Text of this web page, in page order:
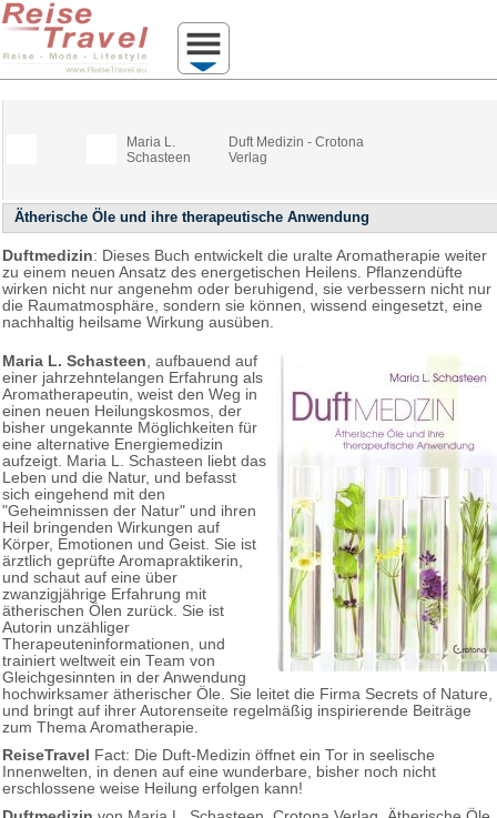
Maria L.
Schasteen
Duft Medizin - Crotona
Verlag
Ätherische Öle und ihre therapeutische Anwendung
Duftmedizin: Dieses Buch entwickelt die uralte Aromatherapie weiter
zu einem neuen Ansatz des energetischen Heilens. Pflanzendüfte
wirken nicht nur angenehm oder beruhigend, sie verbessern nicht nur
die Raumatmosphäre, sondern sie können, wissend eingesetzt, eine
nachhaltig heilsame Wirkung ausüben.
Maria L. Schasteen , aufbauend auf
einer jahrzehntelangen Erfahrung als
Aromatherapeutin, weist den Weg in
einen neuen Heilungskosmos, der
bisher ungekannte Möglichkeiten für
eine alternative Energiemedizin
aufzeigt. Maria L. Schasteen liebt das
Leben und die Natur, und befasst
sich eingehend mit den
"Geheimnissen der Natur" und ihren
Heil bringenden Wirkungen auf
Körper, Emotionen und Geist. Sie ist
ärztlich geprüfte Aromapraktikerin,
und schaut auf eine über
zwanzigjährige Erfahrung mit
ätherischen Ölen zurück. Sie ist
Autorin unzähliger
Therapeuteninformationen, und
trainiert weltweit ein Team von
Gleichgesinnten in der Anwendung
hochwirksamer ätherischer Öle. Sie leitet die Firma Secrets of Nature,
und bringt auf ihrer Autorenseite regelmäßig inspirierende Beiträge
zum Thema Aromatherapie.
ReiseTravel Fact: Die Duft-Medizin öffnet ein Tor in seelische
Innenwelten, in denen auf eine wunderbare, bisher noch nicht
erschlossene weise Heilung erfolgen kann!